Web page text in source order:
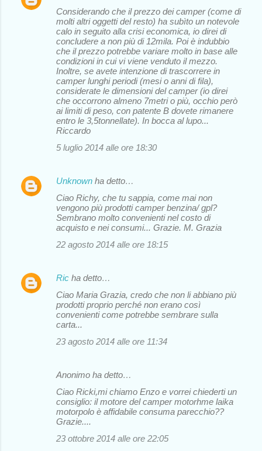
Considerando che il prezzo dei camper (come di
molti altri oggetti del resto) ha subìto un notevole
calo in seguito alla crisi economica, io direi di
concludere a non più di 12mila. Poi è indubbio
che il prezzo potrebbe variare molto in base alle
condizioni in cui vi viene venduto il mezzo.
Inoltre, se avete intenzione di trascorrere in
camper lunghi periodi (mesi o anni di fila),
considerate le dimensioni del camper (io direi
che occorrono almeno 7metri o più, occhio però
ai limiti di peso, con patente B dovete rimanere
entro le 3,5tonnellate). In bocca al lupo...
Riccardo
5 luglio 2014 alle ore 18:30
Unknown ha detto…
Ciao Richy, che tu sappia, come mai non
vengono più prodotti camper benzina/ gpl?
Sembrano molto convenienti nel costo di
acquisto e nei consumi... Grazie. M. Grazia
22 agosto 2014 alle ore 18:15
Ric ha detto…
Ciao Maria Grazia, credo che non li abbiano più
prodotti proprio perché non erano così
convenienti come potrebbe sembrare sulla
carta...
23 agosto 2014 alle ore 11:34
Anonimo ha detto…
Ciao Ricki,mi chiamo Enzo e vorrei chiederti un
consiglio: il motore del camper motorhme laika
motorpolo è affidabile consuma parecchio??
Grazie....
23 ottobre 2014 alle ore 22:05